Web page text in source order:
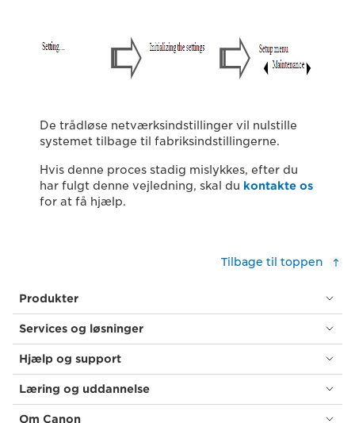
De trådløse netværksindstillinger vil nulstille
systemet tilbage til fabriksindstillingerne.
Hvis denne proces stadig mislykkes, efter du
har fulgt denne vejledning, skal du kontakte os
for at få hjælp.
Tilbage til toppen
Produkter
Services og løsninger
Hjælp og support
Læring og uddannelse
Om Canon